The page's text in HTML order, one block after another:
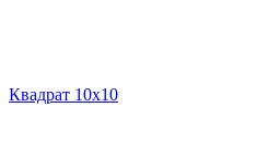
Квадрат 10х10